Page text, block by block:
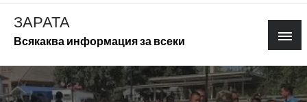
Skip
content
ЗАРАТА
Всякаква информация за всеки